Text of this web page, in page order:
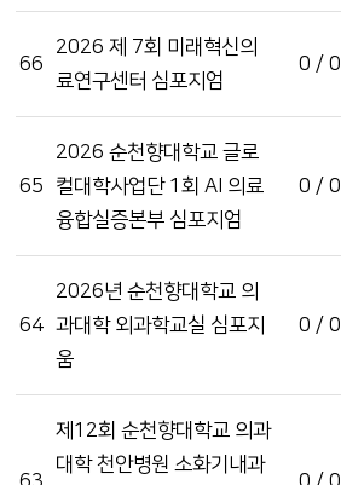
66
2026 제 7회 미래혁신의
료연구센터 심포지엄
0 / 0
65
2026 순천향대학교 글로
컬대학사업단 1회 AI 의료
융합실증본부 심포지엄
0 / 0
64
2026년 순천향대학교 의
과대학 외과학교실 심포지
움
0 / 0
제12회 순천향대학교 의과
대학 천안병원 소화기내과